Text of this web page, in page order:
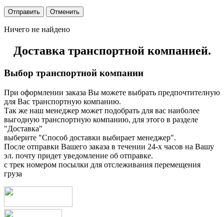
Ничего не найдено
Доставка транспортной компанией.
Выбор транспортной компании
При оформлении заказа Вы можете выбрать предпочтителную
для Вас транспортную компанию.
Так же наш менеджер может подобрать для вас наиболее
выгодную транспортную компанию, для этого в разделе
"Доставка"
выберите "Способ доставки выбирает менеджер".
После отправки Вашего заказа в течении 24-х часов на Вашу
эл. почту придет уведомление об отправке.
с трек номером посылки для отслеживания перемещения
груза